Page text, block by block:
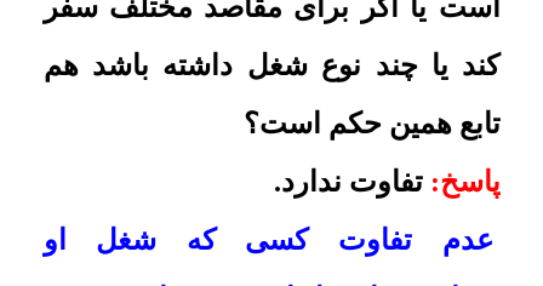
باید بخواند. و همچنین اگر ده روز در
جایی ماند، باز باید در سفر اول نماز را
تمام بخواند و روزه بگیرد
سفر چند روز یک بار
سوال :اگر کسی چند روز یک بار از حد
ترحض وطنش خارج شد، برای گرفتن
روزه های ماه مبارک رمضان، کثیر